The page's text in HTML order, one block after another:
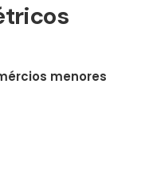
menores